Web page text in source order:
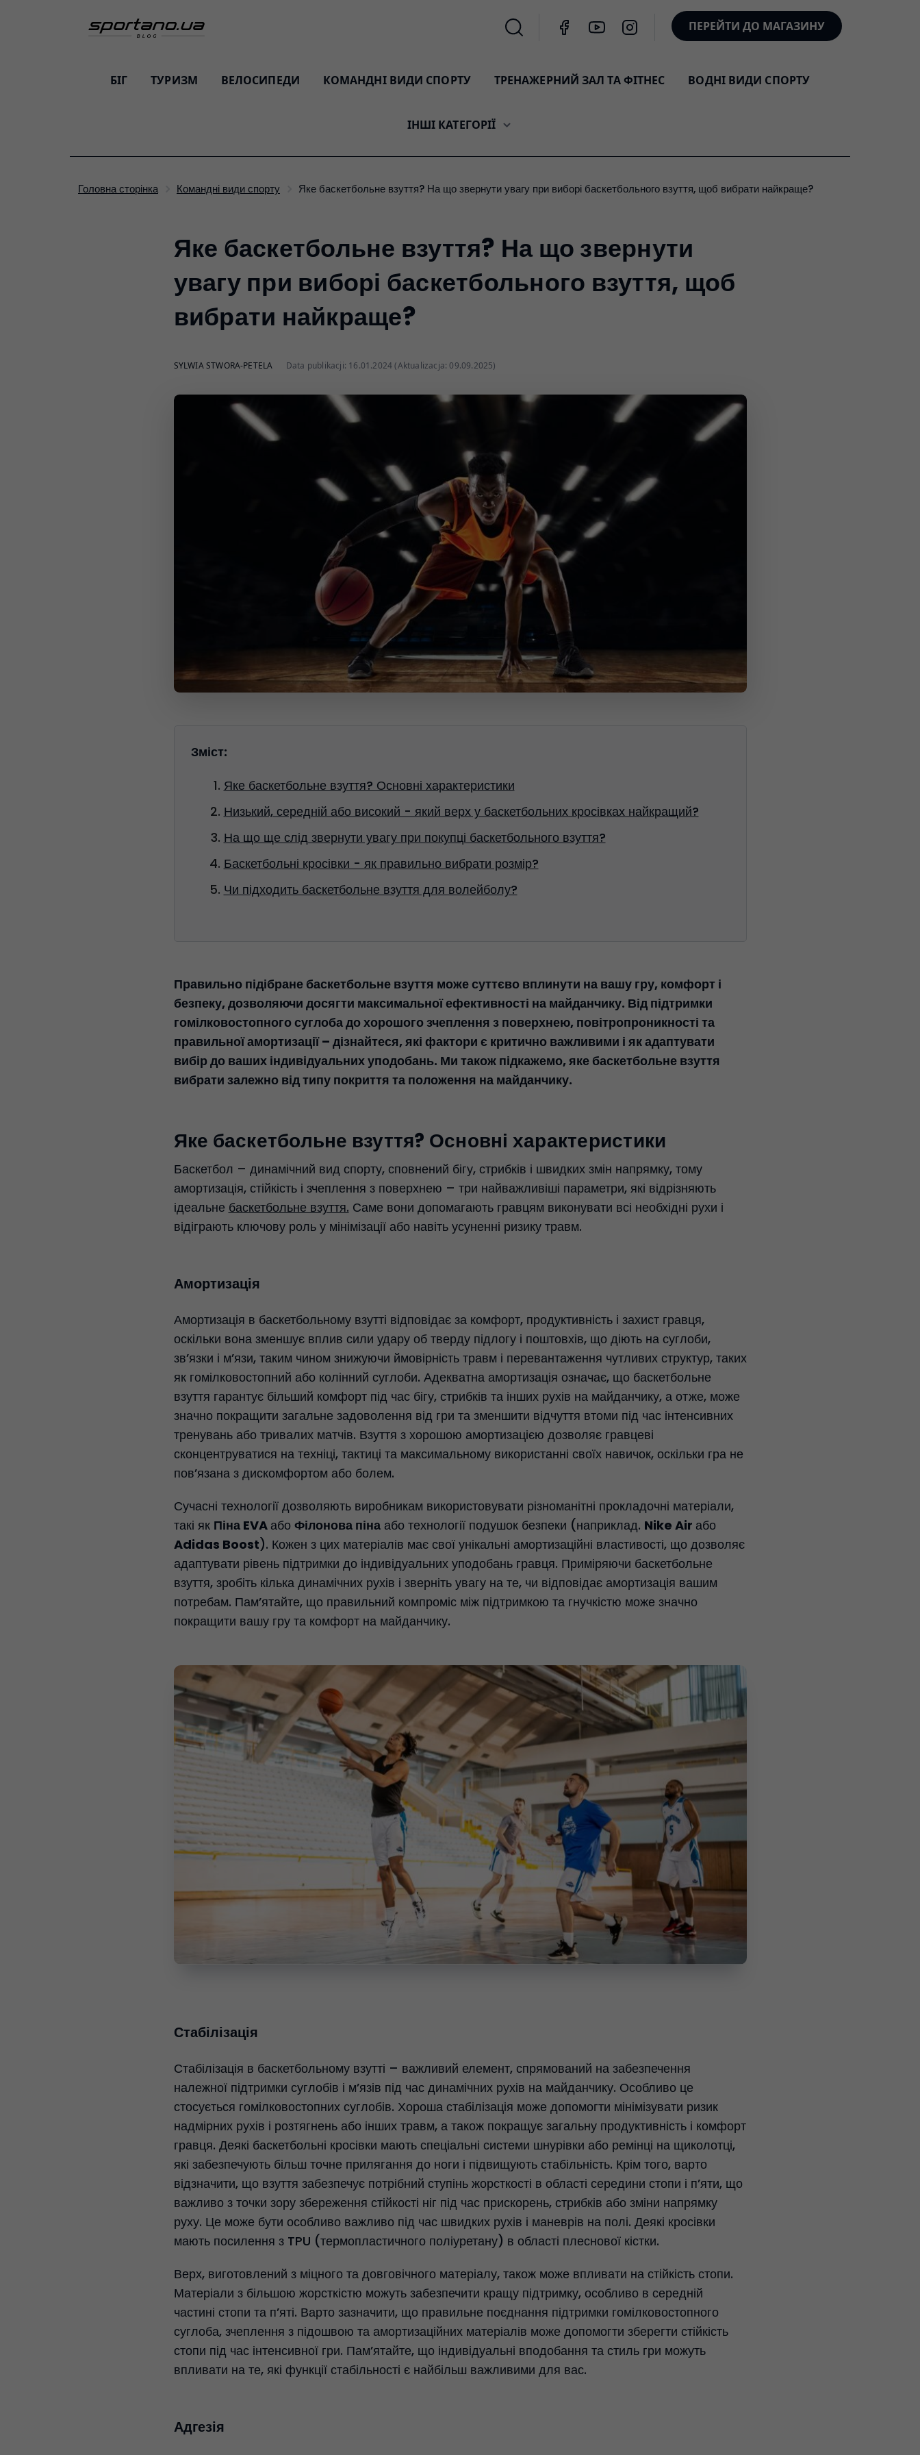
ПЕРЕЙТИ ДО МАГАЗИНУ
БІГ ТУРИЗМ ВЕЛОСИПЕДИ КОМАНДНІ ВИДИ СПОРТУ ТРЕНАЖЕРНИЙ ЗАЛ ТА ФІТНЕС ВОДНІ ВИДИ СПОРТУ
ІНШІ КАТЕГОРІЇ
Головна сторінка Командні види спорту Яке баскетбольне взуття? На що звернути увагу при виборі баскетбольного взуття, щоб вибрати найкраще?
Яке баскетбольне взуття? На що звернути
увагу при виборі баскетбольного взуття, щоб
вибрати найкраще?
SYLWIA STWORA-PETELA Data publikacji: 16.01.2024 (Aktualizacja: 09.09.2025)
Зміст:
Яке баскетбольне взуття? Основні характеристики
Низький, середній або високий - який верх у баскетбольних кросівках найкращий?
На що ще слід звернути увагу при покупці баскетбольного взуття?
Баскетбольні кросівки - як правильно вибрати розмір?
Чи підходить баскетбольне взуття для волейболу?
Правильно підібране баскетбольне взуття може суттєво вплинути на вашу гру, комфорт і
безпеку, дозволяючи досягти максимальної ефективності на майданчику. Від підтримки
гомілковостопного суглоба до хорошого зчеплення з поверхнею, повітропроникності та
правильної амортизації – дізнайтеся, які фактори є критично важливими і як адаптувати
вибір до ваших індивідуальних уподобань. Ми також підкажемо, яке баскетбольне взуття
вибрати залежно від типу покриття та положення на майданчику.
Яке баскетбольне взуття? Основні характеристики
Баскетбол – динамічний вид спорту, сповнений бігу, стрибків і швидких змін напрямку, тому
амортизація, стійкість і зчеплення з поверхнею – три найважливіші параметри, які відрізняють
ідеальне баскетбольне взуття. Саме вони допомагають гравцям виконувати всі необхідні рухи і
відіграють ключову роль у мінімізації або навіть усуненні ризику травм.
Амортизація
Амортизація в баскетбольному взутті відповідає за комфорт, продуктивність і захист гравця,
оскільки вона зменшує вплив сили удару об тверду підлогу і поштовхів, що діють на суглоби,
зв’язки і м’язи, таким чином знижуючи ймовірність травм і перевантаження чутливих структур, таких
як гомілковостопний або колінний суглоби. Адекватна амортизація означає, що баскетбольне
взуття гарантує більший комфорт під час бігу, стрибків та інших рухів на майданчику, а отже, може
значно покращити загальне задоволення від гри та зменшити відчуття втоми під час інтенсивних
тренувань або тривалих матчів. Взуття з хорошою амортизацією дозволяє гравцеві
сконцентруватися на техніці, тактиці та максимальному використанні своїх навичок, оскільки гра не
пов’язана з дискомфортом або болем.
Сучасні технології дозволяють виробникам використовувати різноманітні прокладочні матеріали,
такі як Піна EVA або Філонова пінаабо технології подушок безпеки (наприклад. Nike Air або
Adidas Boost). Кожен з цих матеріалів має свої унікальні амортизаційні властивості, що дозволяє
адаптувати рівень підтримки до індивідуальних уподобань гравця. Приміряючи баскетбольне
взуття, зробіть кілька динамічних рухів і зверніть увагу на те, чи відповідає амортизація вашим
потребам. Пам’ятайте, що правильний компроміс між підтримкою та гнучкістю може значно
покращити вашу гру та комфорт на майданчику.
Стабілізація
Стабілізація в баскетбольному взутті – важливий елемент, спрямований на забезпечення
належної підтримки суглобів і м’язів під час динамічних рухів на майданчику. Особливо це
стосується гомілковостопних суглобів. Хороша стабілізація може допомогти мінімізувати ризик
надмірних рухів і розтягнень або інших травм, а також покращує загальну продуктивність і комфорт
гравця. Деякі баскетбольні кросівки мають спеціальні системи шнурівки або ремінці на щиколотці,
які забезпечують більш точне прилягання до ноги і підвищують стабільність. Крім того, варто
відзначити, що взуття забезпечує потрібний ступінь жорсткості в області середини стопи і п’яти, що
важливо з точки зору збереження стійкості ніг під час прискорень, стрибків або зміни напрямку
руху. Це може бути особливо важливо під час швидких рухів і маневрів на полі. Деякі кросівки
мають посилення з TPU (термопластичного поліуретану) в області плеснової кістки.
Верх, виготовлений з міцного та довговічного матеріалу, також може впливати на стійкість стопи.
Матеріали з більшою жорсткістю можуть забезпечити кращу підтримку, особливо в середній
частині стопи та п’яті. Варто зазначити, що правильне поєднання підтримки гомілковостопного
суглоба, зчеплення з підошвою та амортизаційних матеріалів може допомогти зберегти стійкість
стопи під час інтенсивної гри. Пам’ятайте, що індивідуальні вподобання та стиль гри можуть
впливати на те, які функції стабільності є найбільш важливими для вас.
Адгезія